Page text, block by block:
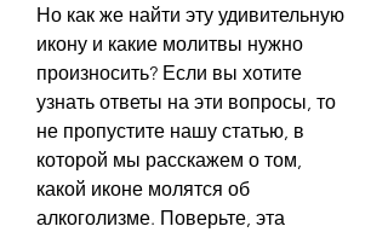
Но как же найти эту удивительную
икону и какие молитвы нужно
произносить? Если вы хотите
узнать ответы на эти вопросы, то
не пропустите нашу статью, в
которой мы расскажем о том,
какой иконе молятся об
алкоголизме. Поверьте, эта